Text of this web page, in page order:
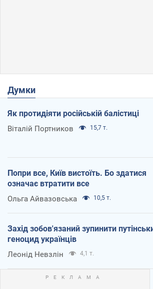
Думки
Як протидіяти російській балістиці
Віталій Портников 15,7 т.
Попри все, Київ вистоїть. Бо здатися
означає втратити все
Ольга Айвазовська 10,5 т.
Захід зобов'язаний зупинити
геноцид українців
Леонід Невзлін 4,1 т.